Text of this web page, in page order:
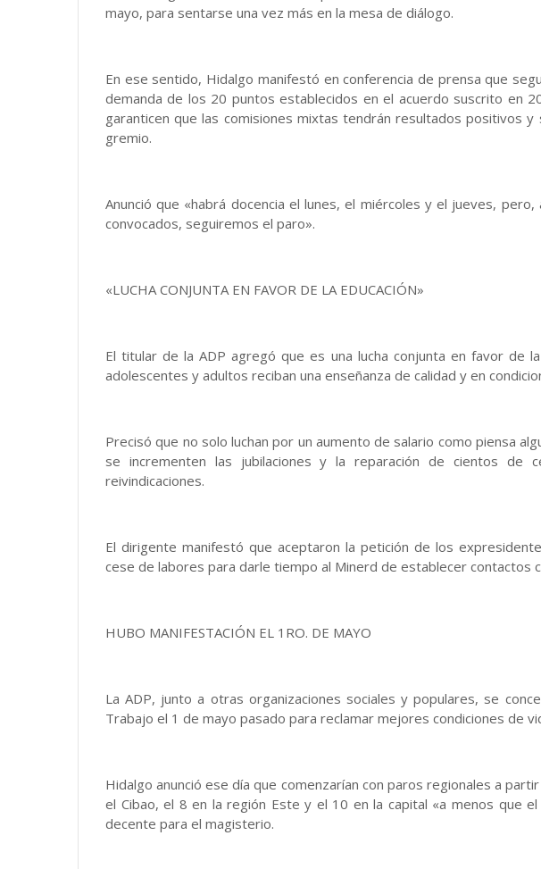
mayo, para sentarse una vez más en la mesa de diálogo.
En ese sentido, Hidalgo manifestó en conferencia de prensa que
demanda de los 20 puntos establecidos en el acuerdo suscrito en
garanticen que las comisiones mixtas tendrán resultados positivos
gremio.
Anunció que «habrá docencia el lunes, el miércoles y el jueves,
convocados, seguiremos el paro».
«LUCHA CONJUNTA EN FAVOR DE LA EDUCACIÓN»
El titular de la ADP agregó que es una lucha conjunta en favor de
adolescentes y adultos reciban una enseñanza de calidad y en
Precisó que no solo luchan por un aumento de salario como piensa
se incrementen las jubilaciones y la reparación de cientos de
reivindicaciones.
El dirigente manifestó que aceptaron la petición de los
cese de labores para darle tiempo al Minerd de establecer contactos
HUBO MANIFESTACIÓN EL 1RO. DE MAYO
La ADP, junto a otras organizaciones sociales y populares, se
Trabajo el 1 de mayo pasado para reclamar mejores condiciones de
Hidalgo anunció ese día que comenzarían con paros regionales a
el Cibao, el 8 en la región Este y el 10 en la capital «a menos que
decente para el magisterio.